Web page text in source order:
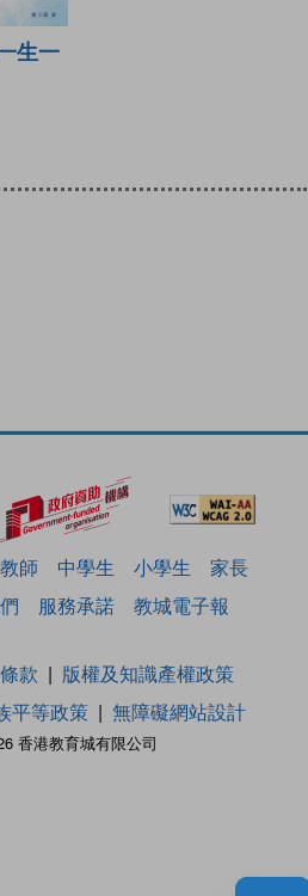
生一
教師 中學生 小學生
家長
服務承諾 教城電子報
香港教育城有限公司
款
版權及知識產權政策
平等政策 無障礙網站設計